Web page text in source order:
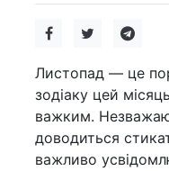
Листопад — це
зодіаку цей
важким.
доводиться
важливо